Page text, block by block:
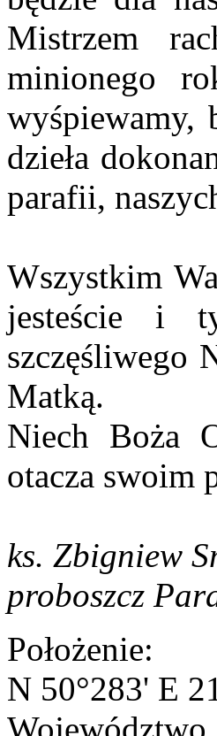
Mistrzem
minionego
wyśpiewamy,
dzieła
parafii,
Wszystkim
jesteście i
szczęśliwego
Matką.
Niech Boża
otacza swoim
ks. Zbigniew
proboszcz
Położenie:
N 50°283' E